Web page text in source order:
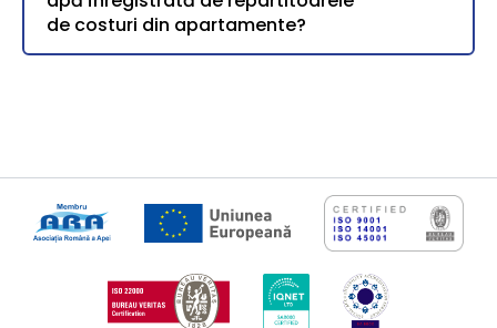
de costuri din apartamente?